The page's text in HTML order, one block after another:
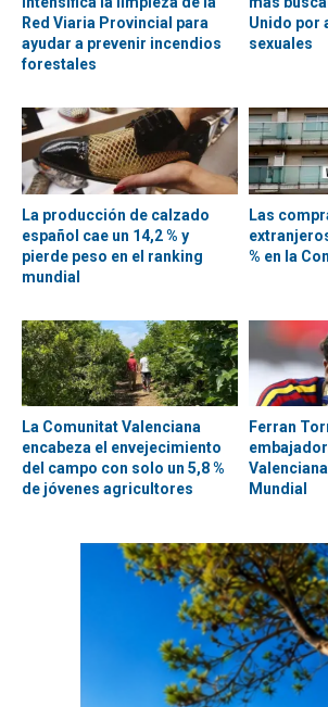
Red Viaria Provincial para
ayudar a prevenir incendios
forestales
Unido por
sexuales
La producción de calzado
español cae un 14,2 % y
pierde peso en el ranking
mundial
Las
% en la
La Comunitat Valenciana
encabeza el envejecimiento
del campo con solo un 5,8 %
de jóvenes agricultores
Ferran
Mundial